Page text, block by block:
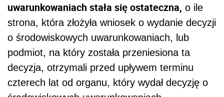
uwarunkowaniach stała się ostateczna, o ile
strona, która złożyła wniosek o wydanie decyzji
o środowiskowych uwarunkowaniach, lub
podmiot, na który została przeniesiona ta
decyzja, otrzymali przed upływem terminu
czterech lat od organu, który wydał decyzję o